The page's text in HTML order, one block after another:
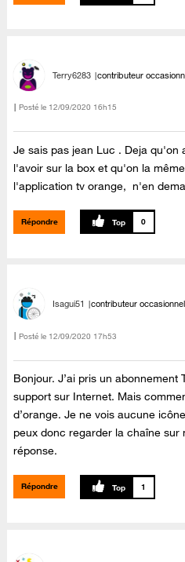
Terry6283 contributeur
Posté le ‎12/09/2020 16h15
Je sais pas jean Luc . Deja
l'avoir sur la box et qu'on la
l'application tv orange, n'en
Répondre 0
Isagui51 contributeur occasionnel
Posté le ‎12/09/2020 17h53
Bonjour. J’ai pris un abonnement
support sur Internet. Mais
d’orange. Je ne vois aucune
peux donc regarder la chaîne sur
réponse.
Répondre 1